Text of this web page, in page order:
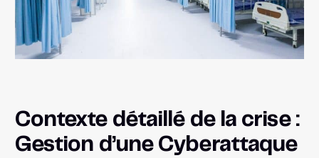
Contexte détaillé de la crise :
Gestion d’une Cyberattaque